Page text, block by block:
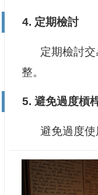
4. 定期檢討
定期檢討
整。
5. 避免過度槓
避免過度使